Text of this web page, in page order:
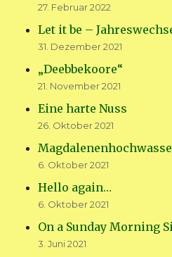
27. Februar 2022
Let it be –
31. Dezember 2021
„Deebbekoore“
21. November 2021
Eine harte Nuss
26. Oktober 2021
6. Oktober 2021
Hello again…
6. Oktober 2021
On a Sunday Morning
3. Juni 2021